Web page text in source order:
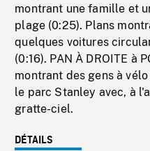
montrant une famille et
plage (0:25). Plans
quelques voitures
(0:16). PAN À DROITE à
montrant des gens à
le parc Stanley avec, à
gratte-ciel.
DÉTAILS